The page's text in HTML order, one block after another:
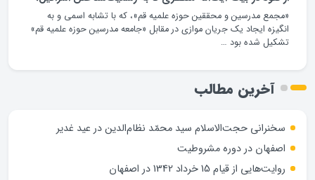
«مجمع مدرسین و محققین حوزه علمیه قم»، که با تشابه اسمی و به
انگیزه ایجاد یک ‌جریان موازی در مقابل «جامعه مدرسین حوزه علمیه قم»
تشکیل شده بود …
آخرین مطالب
سخنرانی حجت‌الاسلام سید محمّد نظام‌الدین در عید غدیر
اصفهان در دوره مشروطیت
روایت‌هایی از قیام 15 خرداد 1342 در اصفهان